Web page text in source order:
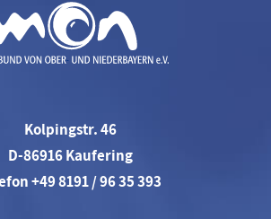
Kolpingstr. 46
D-86916 Kaufering
+49 8191 / 96 35 393